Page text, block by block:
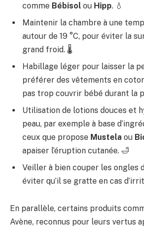
comme Bébisol ou Hipp. 💧
Maintenir la chambre à une
autour de 19 °C, pour éviter la
grand froid. 🌡️
Habillage léger pour laisser la
préférer des vêtements en
pas trop couvrir bébé durant la
Utilisation de lotions douces et
peau, par exemple à base
ceux que propose Mustela ou
apaiser l’éruption cutanée. 🛁
Veiller à bien couper les ongles
éviter qu’il se gratte en cas
En parallèle, certains produits
Avène, reconnus pour leurs vertus